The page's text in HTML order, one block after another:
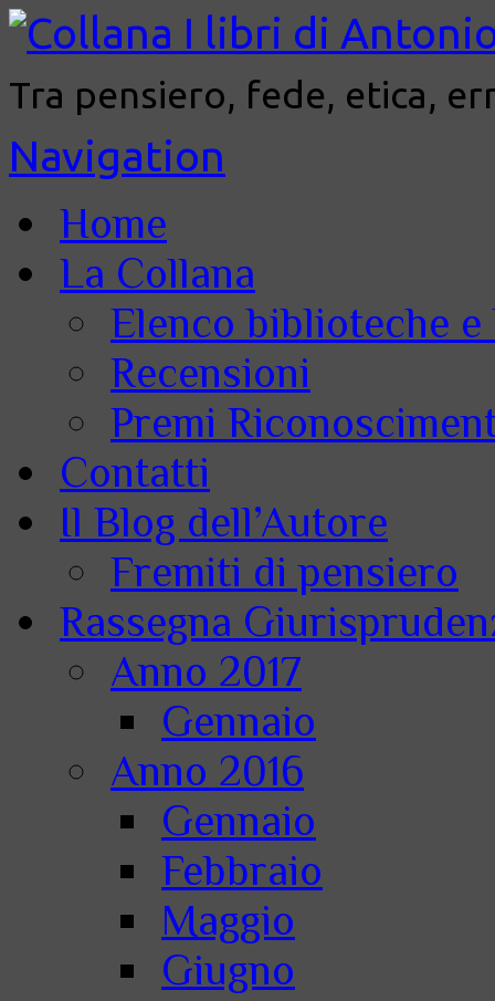
Tra pensiero, fede, etica,
Navigation
Home
La Collana
Elenco biblioteche
Recensioni
Premi
Contatti
Il Blog dell’Autore
Fremiti di pensiero
Rassegna
Anno 2017
Gennaio
Anno 2016
Gennaio
Febbraio
Maggio
Giugno